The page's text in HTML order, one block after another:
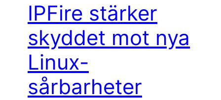
IPFire stärker
skyddet mot nya
Linux-
sårbarheter